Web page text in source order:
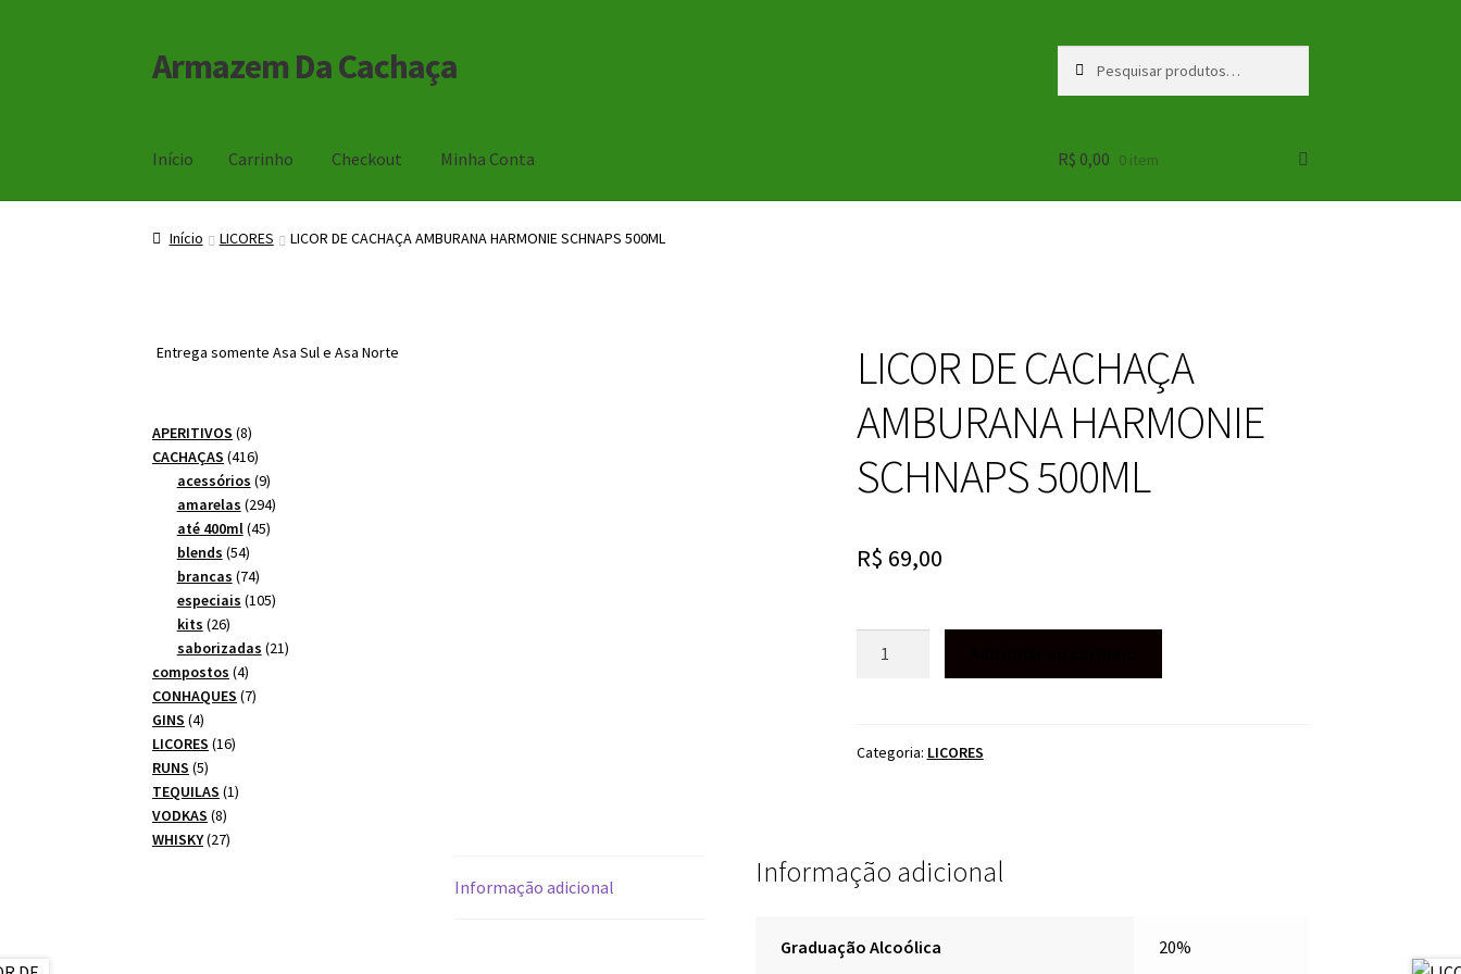
Pular
para
Pular
para
Armazem Da Cachaça
por:
Início Carrinho Checkout Minha Conta
Início CarrinhoCheckoutMinha Conta
R$ 0,00 0 item
Início LICORES LICOR DE CACHAÇA AMBURANA HARMONIE SCHNAPS 500ML
LICOR DE CACHAÇA
AMBURANA HARMONIE
SCHNAPS 500ML
R$ 69,00
HARMONIE
Categoria: LICORES
Informação adicional Informação adicional
Graduação Alcoólica 20%
Entrega somente Asa Sul e Asa Norte
APERITIVOS 88
produtos
CACHAÇAS 416416
produtos
acessórios 99
produtos
amarelas 294294
até 400ml 4545
blends 5454
produtos
brancas 7474
produtos
especiais 105105
kits 2626
produtos
saborizadas 2121
compostos 44
produtos
CONHAQUES 77
GINS 44
produtos
LICORES 1616
RUNS 55
produtos
TEQUILAS 11
VODKAS 88
produtos
WHISKY 2727